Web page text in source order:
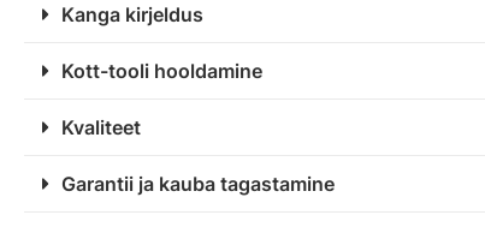
Kanga kirjeldus
Kott-tooli hooldamine
Kvaliteet
Garantii ja kauba tagastamine